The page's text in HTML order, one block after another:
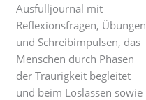
Ausfülljournal mit
Reflexionsfragen, Übungen
und Schreibimpulsen, das
Menschen durch Phasen
der Traurigkeit begleitet
und beim Loslassen sowie